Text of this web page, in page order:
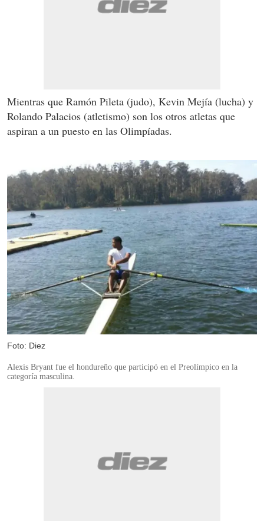
Mientras que Ramón Pileta (judo), Kevin Mejía (lucha) y
Rolando Palacios (atletismo) son los otros atletas que
aspiran a un puesto en las Olimpíadas.
Foto: Diez
Alexis Bryant fue el hondureño que participó en el Preolímpico en la
categoría masculina.